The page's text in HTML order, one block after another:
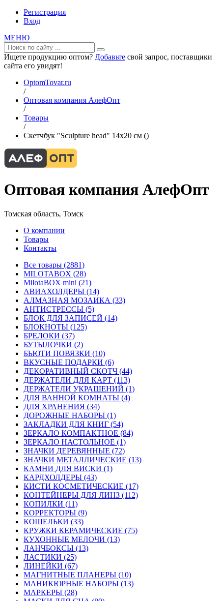
Регистрация
Вход
МЕНЮ
Ищете продукцию оптом? Добавьте свой запрос, поставщики
сайта его увидят!
OptomTovar.ru
/
Оптовая компания АлефОпт
/
Товары
/
Скетчбук "Sculpture head" 14х20 см ()
Оптовая компания АлефОпт
Томская область, Томск
О компании
Товары
Контакты
Все товары (2881)
MILOTABOX (28)
MilotaBOX mini (21)
АВИАХОЛДЕРЫ (14)
АЛМАЗНАЯ МОЗАИКА (33)
АНТИСТРЕССЫ (5)
БЛОК ДЛЯ ЗАПИСЕЙ (14)
БЛОКНОТЫ (125)
БРЕЛОКИ (37)
БУТЫЛОЧКИ (2)
БЬЮТИ ПОВЯЗКИ (10)
ВКУСНЫЕ ПОДАРКИ (6)
ДЕКОРАТИВНЫЙ СКОТЧ (44)
ДЕРЖАТЕЛИ ДЛЯ КАРТ (113)
ДЕРЖАТЕЛИ УКРАШЕНИЙ (1)
ДЛЯ ВАННОЙ КОМНАТЫ (4)
ДЛЯ ХРАНЕНИЯ (34)
ДОРОЖНЫЕ НАБОРЫ (1)
ЗАКЛАДКИ ДЛЯ КНИГ (54)
ЗЕРКАЛО КОМПАКТНОЕ (84)
ЗЕРКАЛО НАСТОЛЬНОЕ (1)
ЗНАЧКИ ДЕРЕВЯННЫЕ (72)
ЗНАЧКИ МЕТАЛЛИЧЕСКИЕ (13)
КАМНИ ДЛЯ ВИСКИ (1)
КАРДХОЛДЕРЫ (43)
КИСТИ КОСМЕТИЧЕСКИЕ (17)
КОНТЕЙНЕРЫ ДЛЯ ЛИНЗ (112)
КОПИЛКИ (11)
КОРРЕКТОРЫ (9)
КОШЕЛЬКИ (33)
КРУЖКИ КЕРАМИЧЕСКИЕ (75)
КУХОННЫЕ МЕЛОЧИ (13)
ЛАНЧБОКСЫ (13)
ЛАСТИКИ (25)
ЛИНЕЙКИ (67)
МАГНИТНЫЕ ПЛАНЕРЫ (10)
МАНИКЮРНЫЕ НАБОРЫ (13)
МАРКЕРЫ (28)